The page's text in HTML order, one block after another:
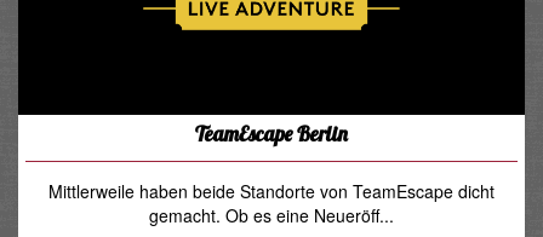
TeamEscape Berlin
Mittlerweile haben beide Standorte von TeamEscape dicht
gemacht. Ob es eine Neueröff...